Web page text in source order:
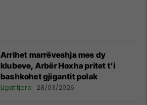
Arrihet marrëveshja mes dy
klubeve, Arbër Hoxha pritet t’i
bashkohet gjigantit polak
Ligat tjera 28/03/2026